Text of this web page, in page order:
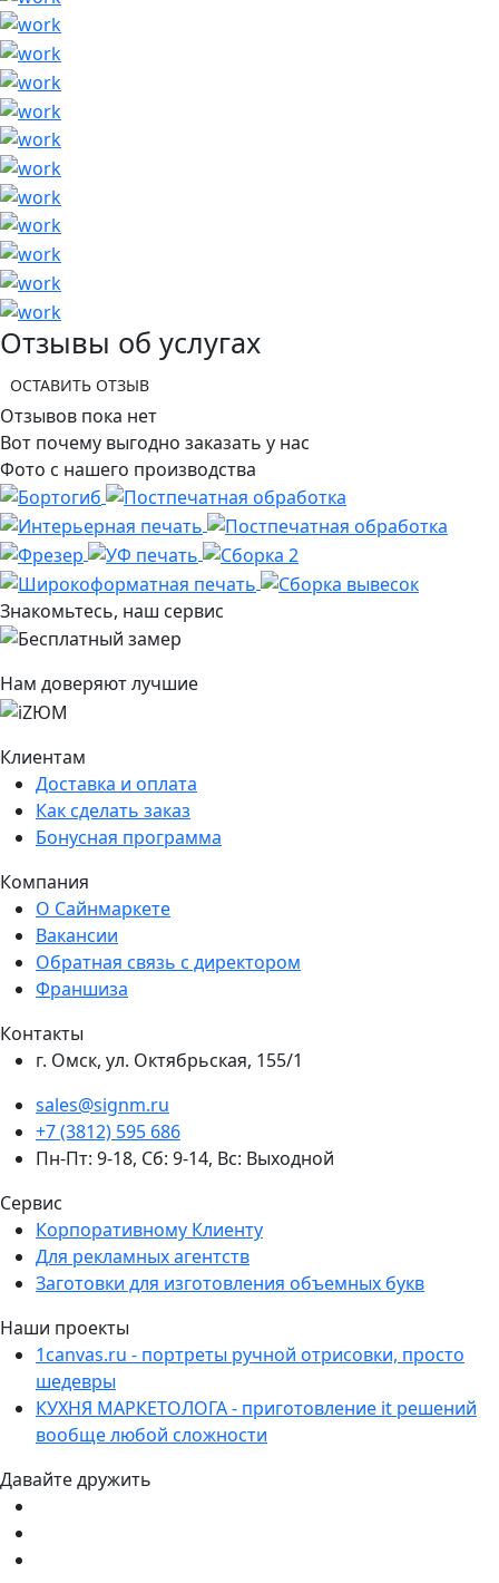
Отзывы об услугах
ОСТАВИТЬ ОТЗЫВ
Отзывов пока нет
Вот почему выгодно заказать у нас
Фото с нашего производства
Знакомьтесь, наш сервис
Нам доверяют лучшие
Клиентам
Доставка и оплата
Как сделать заказ
Бонусная программа
Компания
О Сайнмаркете
Вакансии
Обратная связь с директором
Франшиза
Контакты
г. Омск, ул. Октябрьская, 155/1
sales@signm.ru
+7 (3812) 595 686
Пн-Пт: 9-18, Сб: 9-14, Вс: Выходной
Сервис
Корпоративному Клиенту
Для рекламных агентств
Заготовки для изготовления объемных букв
Наши проекты
1canvas.ru - портреты ручной отрисовки, просто
шедевры
КУХНЯ МАРКЕТОЛОГА - приготовление it решений
вообще любой сложности
Давайте дружить